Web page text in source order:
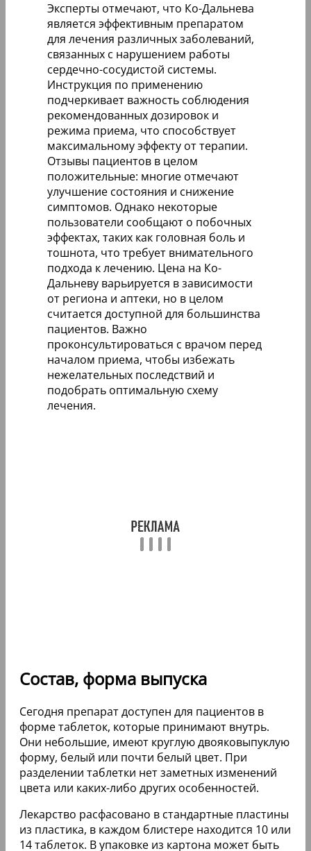
Эксперты отмечают, что Ко-Дальнева
является эффективным препаратом
для лечения различных заболеваний,
связанных с нарушением работы
сердечно-сосудистой системы.
Инструкция по применению
подчеркивает важность соблюдения
рекомендованных дозировок и
режима приема, что способствует
максимальному эффекту от терапии.
Отзывы пациентов в целом
положительные: многие отмечают
улучшение состояния и снижение
симптомов. Однако некоторые
пользователи сообщают о побочных
эффектах, таких как головная боль и
тошнота, что требует внимательного
подхода к лечению. Цена на Ко-
Дальневу варьируется в зависимости
от региона и аптеки, но в целом
считается доступной для большинства
пациентов. Важно
проконсультироваться с врачом перед
началом приема, чтобы избежать
нежелательных последствий и
подобрать оптимальную схему
лечения.
Состав, форма выпуска
Сегодня препарат доступен для пациентов в
форме таблеток, которые принимают внутрь.
Они небольшие, имеют круглую двояковыпуклую
форму, белый или почти белый цвет. При
разделении таблетки нет заметных изменений
цвета или каких-либо других особенностей.
Лекарство расфасовано в стандартные пластины
из пластика, в каждом блистере находится 10 или
14 таблеток. В упаковке из картона может быть